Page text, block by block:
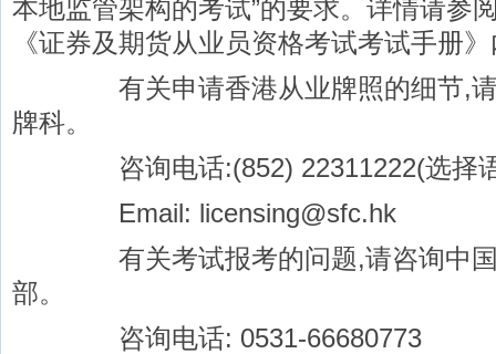
本地监管架构的考试”的要求。详情请参
《证券及期货从业员资格考试考试手册
有关申请香港从业牌照的细节,请
牌科。
咨询电话:(852) 22311222(选择语
Email: licensing@sfc.hk
有关考试报考的问题,请咨询中国
部。
咨询电话: 0531-66680773